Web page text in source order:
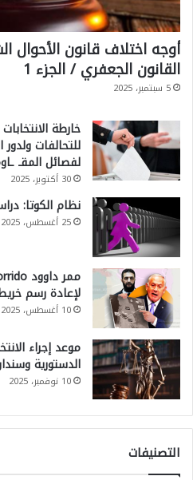
أوجه اختلاف قانون
القانون الجعفري / الجزء 1
5 سبتمبر، 2025
للتحالفات
لفصائل المقـ
30 أكتوبر، 2025
نظام الكوتا:
25 أغسطس، 2025
لإعادة رسم
10 أغسطس، 2025
موعد إجراء
الدستورية
10 نوفمبر، 2025
التصنيفات